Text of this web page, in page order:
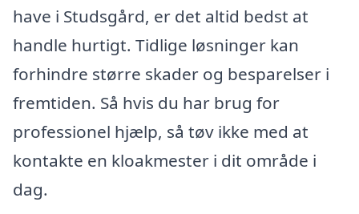
have i Studsgård, er det altid bedst at
handle hurtigt. Tidlige løsninger kan
forhindre større skader og besparelser i
fremtiden. Så hvis du har brug for
professionel hjælp, så tøv ikke med at
kontakte en kloakmester i dit område i
dag.